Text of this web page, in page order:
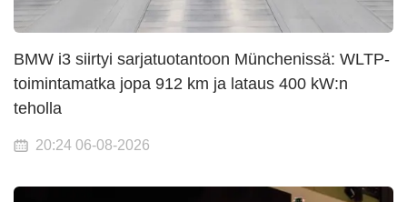
BMW i3 siirtyi sarjatuotantoon Münchenissä: WLTP-
toimintamatka jopa 912 km ja lataus 400 kW:n
teholla
20:24 06-08-2026